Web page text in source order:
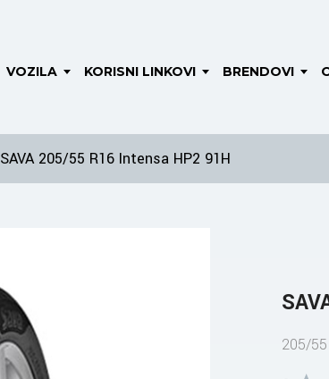
VOZILA KORISNI LINKOVI BRENDOVI
SAVA 205/55 R16 Intensa HP2 91H
205/